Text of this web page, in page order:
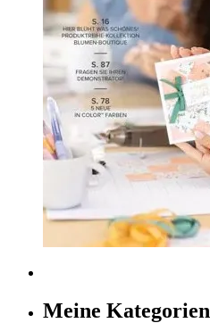
Meine Kategorien